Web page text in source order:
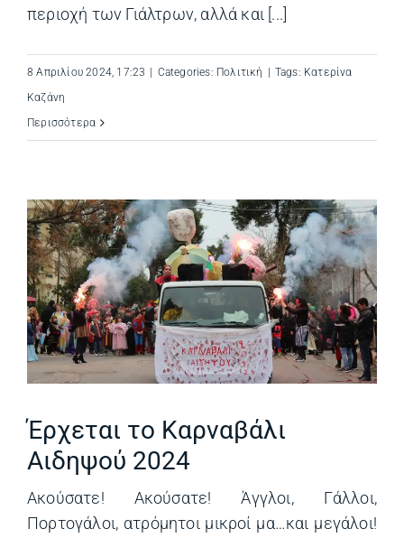
περιοχή των Γιάλτρων, αλλά και [...]
8 Απριλίου 2024, 17:23 Categories: Πολιτική Tags: Κατερίνα
Καζάνη
Περισσότερα
Έρχεται το Καρναβάλι
Αιδηψού 2024
Ακούσατε! Ακούσατε! Άγγλοι, Γάλλοι,
Πορτογάλοι, ατρόμητοι μικροί μα…και μεγάλοι!